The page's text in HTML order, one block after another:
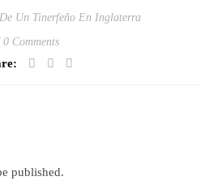
Un Tinerfeño En Inglaterra
0 Comments
published.